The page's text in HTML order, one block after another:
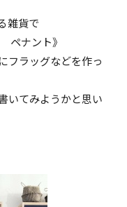
雑貨で
ナント》
フラッグなどを作っ
いてみようかと思い